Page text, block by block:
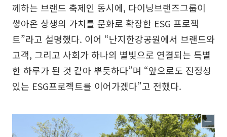
께하는 브랜드 축제인 동시에, 다이닝브랜즈그룹이
쌓아온 상생의 가치를 문화로 확장한 ESG 프로젝
트”라고 설명했다. 이어 “난지한강공원에서 브랜드와
고객, 그리고 사회가 하나의 별빛으로 연결되는 특별
한 하루가 된 것 같아 뿌듯하다”며 “앞으로도 진정성
있는 ESG프로젝트를 이어가겠다”고 전했다.